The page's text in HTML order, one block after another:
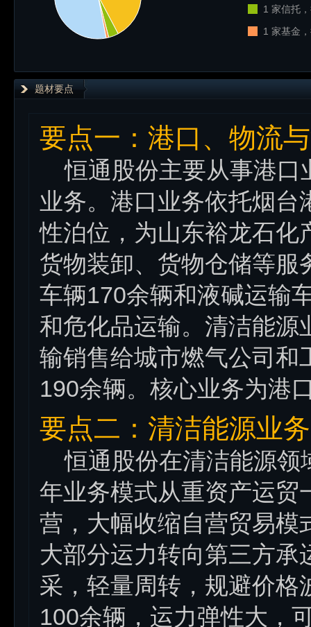
1 家信托
1 家基金
题材要点
要点一：港口、物流
恒通股份主要从事港口
业务。港口业务依托烟台
性泊位，为山东裕龙石化
货物装卸、货物仓储等服
车辆170余辆和液碱运输
和危化品运输。清洁能源
输销售给城市燃气公司和
190余辆。核心业务为港
要点二：清洁能源业务
恒通股份在清洁能源领
年业务模式从重资产运贸
营，大幅收缩自营贸易模
大部分运力转向第三方
采，轻量周转，规避价格
100余辆，运力弹性大，